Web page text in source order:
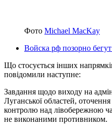
Фото Michael MacKay
Войска рф позорно
Що стосується інших
повідомили наступне:
Завдання щодо виходу на
Луганської областей,
контролю над лівобережною
не виконаними противником.